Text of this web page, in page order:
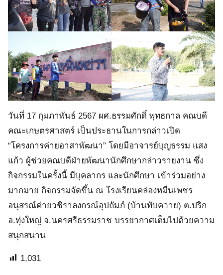
วันที่ 17 กุมภาพันธ์ 2567 ผศ.ธรรมศักดิ์ พุทธกาล คณบดี
คณะเกษตรศาสตร์ เป็นประธานในการกล่าวเปิด
“โครงการค่ายอาสาพัฒนา” โดยมีอาจารย์บุญธรรม แสง
แก้ว ผู้ช่วยคณบดีฝ่ายพัฒนานักศึกษากล่าวรายงาน ซึ่ง
กิจกรรมในครั้งนี้ มีบุคลากร และนักศึกษา เข้าร่วมอย่าง
มากมาย กิจกรรมจัดขึ้น ณ โรงเรียนคล่องหมื่นเพชร
อนุสรณ์ค่ายวชิราลงกรณ์อุปถัมภ์ (บ้านทับควาย) ต.ปริก
อ.ทุ่งใหญ่ จ.นครศรีธรรมราช บรรยากาศเต็มไปด้วยความ
สนุกสนาน
1,031